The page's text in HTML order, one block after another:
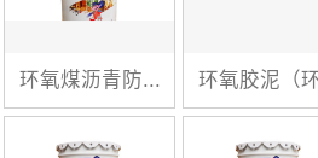
环氧煤沥青防... 环氧胶泥（